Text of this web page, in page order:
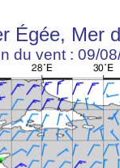
Égée, Mer
du vent : 09/